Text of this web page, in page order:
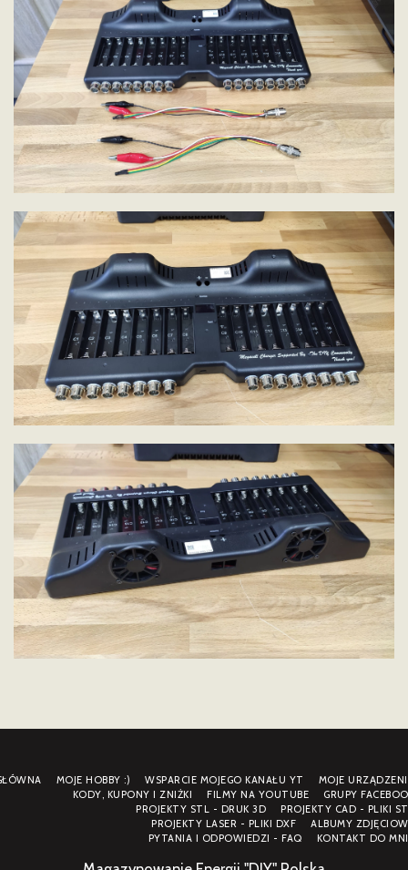
MOJE HOBBY :) WSPARCIE MOJEGO KANAŁU YT
MOJE
KODY, KUPONY I ZNIŻKI
FILMY NA YOUTUBE
GRUPY
PROJEKTY STL - DRUK 3D
PROJEKTY CAD - PLIKI
PROJEKTY LASER - PLIKI DXF
ALBUMY
PYTANIA I ODPOWIEDZI - FAQ
KONTAKT DO